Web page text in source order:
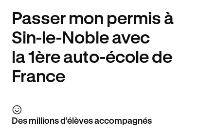
Passer mon permis à
Sin-le-Noble avec
la 1ère auto-école de
France
Des millions d’élèves accompagnés